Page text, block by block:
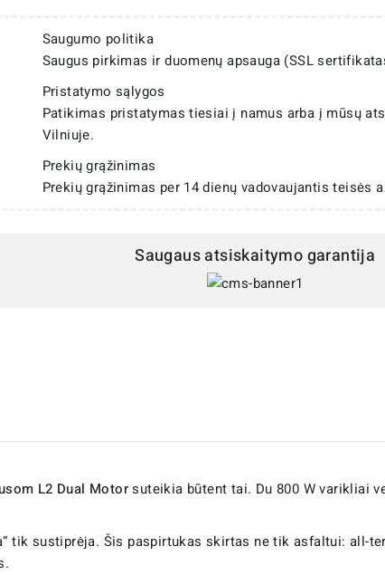
Saugumo politika
Saugus pirkimas ir duomenų apsauga (SSL
Pristatymo sąlygos
Patikimas pristatymas tiesiai į namus arba į mūsų
Vilniuje.
Prekių grąžinimas
Prekių grąžinimas per 14 dienų vadovaujantis teisės
Saugaus atsiskaitymo garantija
L2 Dual Motorsuteikia būtent tai. Du 800 W varikliai
tik sustiprėja. Šis paspirtukas skirtas ne tik asfaltui: all-